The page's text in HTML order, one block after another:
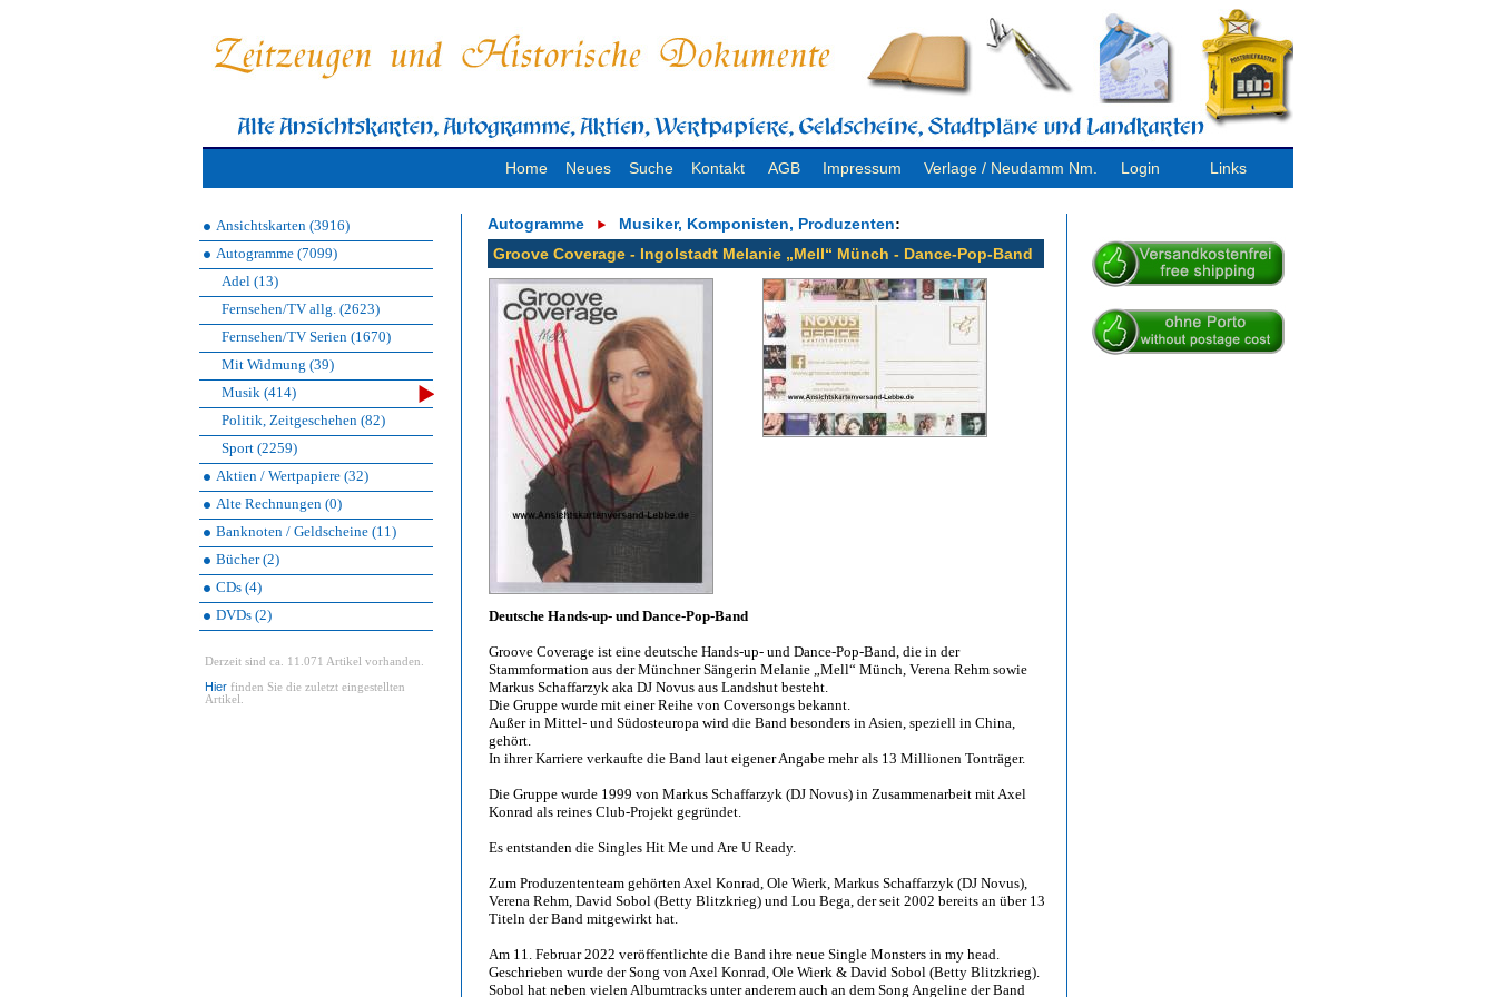
Home Neues Suche Kontakt AGB Impressum Verlage / Neudamm Nm. Login Links
Ansichtskarten (3916)
Autogramme (7099)
Adel (13)
Fernsehen/TV allg. (2623)
Fernsehen/TV Serien (1670)
Mit Widmung (39)
Musik (414)
Politik, Zeitgeschehen (82)
Sport (2259)
Aktien / Wertpapiere (32)
Alte Rechnungen (0)
Banknoten / Geldscheine (11)
Bücher (2)
CDs (4)
DVDs (2)
Derzeit sind ca. 11.071 Artikel vorhanden.
Hier finden Sie die zuletzt eingestellten
Artikel.
Autogramme Musiker, Komponisten, Produzenten:
Groove Coverage - Ingolstadt Melanie „Mell“ Münch - Dance-Pop-Band
Deutsche Hands-up- und Dance-Pop-Band
Groove Coverage ist eine deutsche Hands-up- und Dance-Pop-Band, die in der
Stammformation aus der Münchner Sängerin Melanie „Mell“ Münch, Verena Rehm sowie
Markus Schaffarzyk aka DJ Novus aus Landshut besteht.
Die Gruppe wurde mit einer Reihe von Coversongs bekannt.
Außer in Mittel- und Südosteuropa wird die Band besonders in Asien, speziell in China,
gehört.
In ihrer Karriere verkaufte die Band laut eigener Angabe mehr als 13 Millionen Tonträger.
Die Gruppe wurde 1999 von Markus Schaffarzyk (DJ Novus) in Zusammenarbeit mit Axel
Konrad als reines Club-Projekt gegründet.
Es entstanden die Singles Hit Me und Are U Ready.
Zum Produzententeam gehörten Axel Konrad, Ole Wierk, Markus Schaffarzyk (DJ Novus),
Verena Rehm, David Sobol (Betty Blitzkrieg) und Lou Bega, der seit 2002 bereits an über 13
Titeln der Band mitgewirkt hat.
Am 11. Februar 2022 veröffentlichte die Band ihre neue Single Monsters in my head.
Geschrieben wurde der Song von Axel Konrad, Ole Wierk & David Sobol (Betty Blitzkrieg).
Sobol hat neben vielen Albumtracks unter anderem auch an dem Song Angeline der Band